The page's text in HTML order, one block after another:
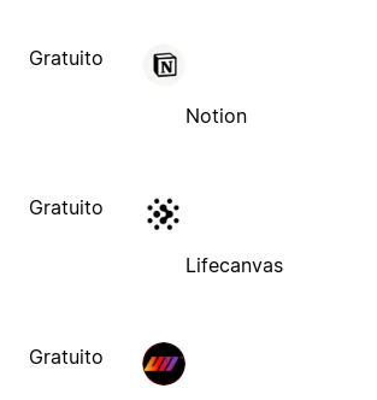
Gratuito
Notion
Gratuito
Lifecanvas
Gratuito